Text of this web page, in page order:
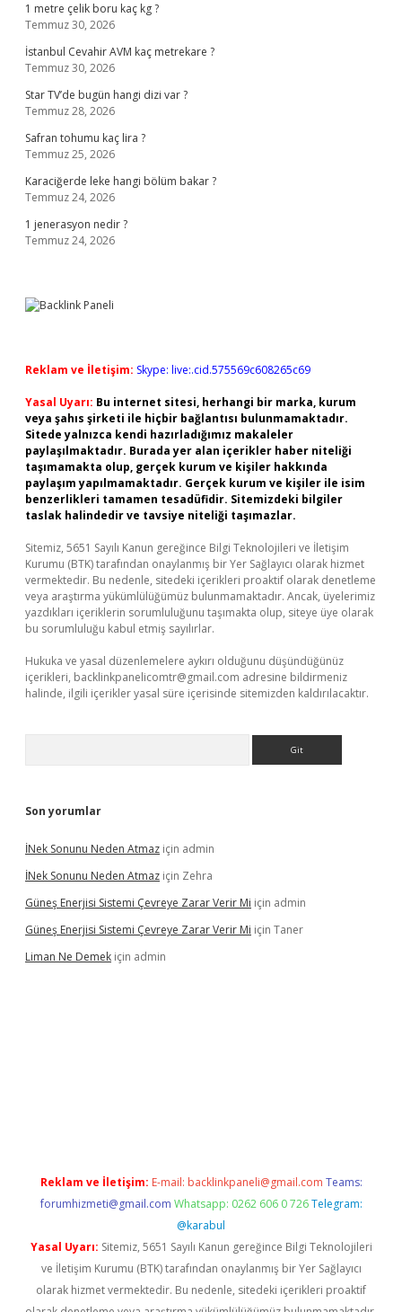
1 metre çelik boru kaç kg ?
Temmuz 30, 2026
İstanbul Cevahir AVM kaç metrekare ?
Temmuz 30, 2026
Star TV’de bugün hangi dizi var ?
Temmuz 28, 2026
Safran tohumu kaç lira ?
Temmuz 25, 2026
Karaciğerde leke hangi bölüm bakar ?
Temmuz 24, 2026
1 jenerasyon nedir ?
Temmuz 24, 2026
Reklam ve İletişim: Skype: live:.cid.575569c608265c69
Yasal Uyarı: Bu internet sitesi, herhangi bir marka, kurum
veya şahıs şirketi ile hiçbir bağlantısı bulunmamaktadır.
Sitede yalnızca kendi hazırladığımız makaleler
paylaşılmaktadır. Burada yer alan içerikler haber niteliği
taşımamakta olup, gerçek kurum ve kişiler hakkında
paylaşım yapılmamaktadır. Gerçek kurum ve kişiler ile isim
benzerlikleri tamamen tesadüfidir. Sitemizdeki bilgiler
taslak halindedir ve tavsiye niteliği taşımazlar.
Sitemiz, 5651 Sayılı Kanun gereğince Bilgi Teknolojileri ve İletişim
Kurumu (BTK) tarafından onaylanmış bir Yer Sağlayıcı olarak hizmet
vermektedir. Bu nedenle, sitedeki içerikleri proaktif olarak denetleme
veya araştırma yükümlülüğümüz bulunmamaktadır. Ancak, üyelerimiz
yazdıkları içeriklerin sorumluluğunu taşımakta olup, siteye üye olarak
bu sorumluluğu kabul etmiş sayılırlar.
Hukuka ve yasal düzenlemelere aykırı olduğunu düşündüğünüz
içerikleri, backlinkpanelicomtr@gmail.com adresine bildirmeniz
halinde, ilgili içerikler yasal süre içerisinde sitemizden kaldırılacaktır.
Son yorumlar
İNek Sonunu Neden Atmaz için admin
İNek Sonunu Neden Atmaz için Zehra
Güneş Enerjisi Sistemi Çevreye Zarar Verir Mi için admin
Güneş Enerjisi Sistemi Çevreye Zarar Verir Mi için Taner
Liman Ne Demek için admin
Reklam ve İletişim: E-mail: backlinkpaneli@gmail.com Teams:
forumhizmeti@gmail.com Whatsapp: 0262 606 0 726 Telegram:
@karabul
Yasal Uyarı: Sitemiz, 5651 Sayılı Kanun gereğince Bilgi Teknolojileri
ve İletişim Kurumu (BTK) tarafından onaylanmış bir Yer Sağlayıcı
olarak hizmet vermektedir. Bu nedenle, sitedeki içerikleri proaktif